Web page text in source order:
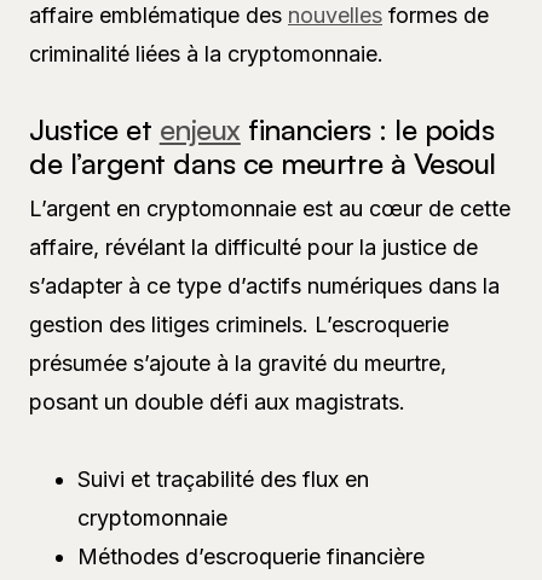
affaire emblématique des nouvelles formes de
criminalité liées à la cryptomonnaie.
Justice et enjeux financiers : le poids
de l’argent dans ce meurtre à Vesoul
L’argent en cryptomonnaie est au cœur de cette
affaire, révélant la difficulté pour la justice de
s’adapter à ce type d’actifs numériques dans la
gestion des litiges criminels. L’escroquerie
présumée s’ajoute à la gravité du meurtre,
posant un double défi aux magistrats.
Suivi et traçabilité des flux en
cryptomonnaie
Méthodes d’escroquerie financière